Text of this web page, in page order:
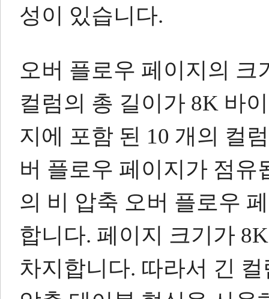
성이 있습니다.
오버 플로우 페이지의 크
컬럼의 총 길이가 8K 바
지에 포함 된 10 개의 컬
버 플로우 페이지가 점유
의 비 압축 오버 플로우
합니다. 페이지 크기가
차지합니다. 따라서 긴